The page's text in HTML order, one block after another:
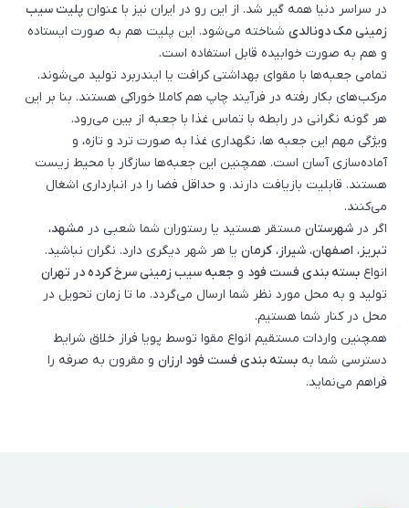
در سراسر دنیا همه گیر شد. از این رو در ایران نیز با عنوان پلیت سیب
زمینی مک دونالدی شناخته می‌شود. این پلیت هم به صورت ایستاده
و هم به صورت خوابیده قابل استفاده است.
تمامی جعبه‌ها با مقوای بهداشتی کرافت یا ایندربرد تولید می‌شوند.
مرکب‌های بکار رفته در فرآیند چاپ هم کاملا خوراکی هستند. بنا بر این
هر گونه نگرانی در رابطه با تماس غذا با جعبه از بین می‌رود.
ویژگی‌ مهم این جعبه ها، نگهداری غذا به صورت ترد و تازه، و
آماده‌سازی آسان است. همچنین این جعبه‌ها سازگار با محیط زیست
هستند. قابلیت بازیافت دارند. و حداقل فضا را در انبارداری اشغال
می‌کنند.
اگر در شهرستان مستقر هستید یا رستوران شما شعبی در مشهد،
تبریز، اصفهان، شیراز، کرمان یا هر شهر دیگری دارد. نگران نباشید.
انواع بسته بندی فست فود و جعبه سیب زمینی سرخ کرده در تهران
تولید و به محل مورد نظر شما ارسال می‌گردد. ما تا زمان تحویل در
محل در کنار شما هستیم.
همچنین واردات مستقیم انواع مقوا توسط پویا فراز خلاق شرایط
دسترسی شما به بسته بندی فست فود ارزان و مقرون به صرفه را
فراهم می‌نماید.